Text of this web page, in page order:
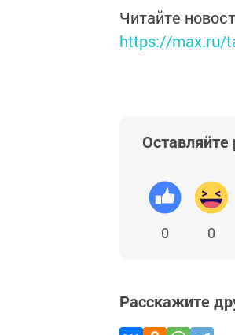
Читайте
https://max.ru/
Оставляйте
0 0
Расскажите